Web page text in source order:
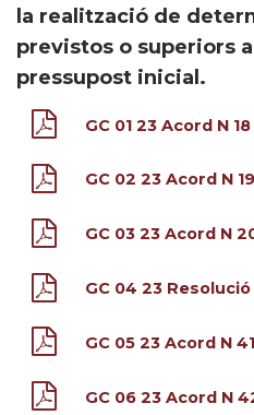
la realització de
previstos o superiors
pressupost inicial.
GC 01 23 Acord N
GC 02 23 Acord N
GC 03 23 Acord N
GC 04 23
GC 05 23 Acord N
GC 06 23 Acord N